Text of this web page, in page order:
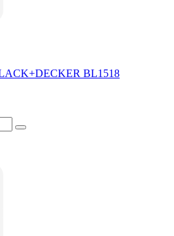
BL1518